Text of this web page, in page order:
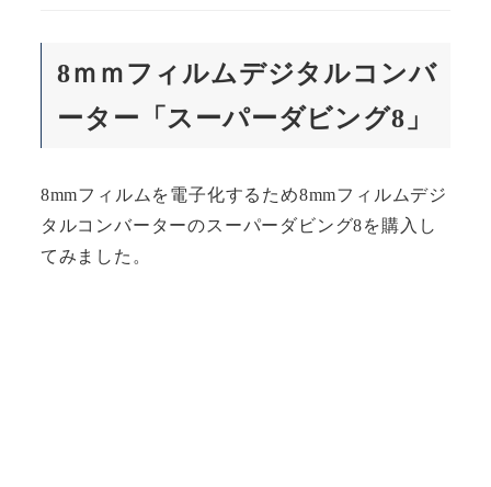
8ｍｍフィルムデジタルコンバ
ーター「スーパーダビング8」
8mmフィルムを電子化するため8mmフィルムデジ
タルコンバーターのスーパーダビング8を購入し
てみました。